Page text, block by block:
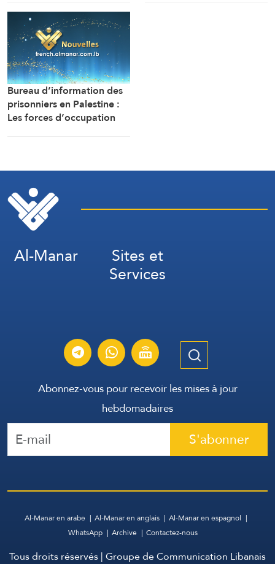
l’armée libanaise alors
qu’il travaillait à
l’ouverture de la route de
la localité d’Al-Mansouri
(Correspondant d’Al-
Manar)
Bureau d’information des
prisonniers en Palestine :
Les forces d’occupation
centres de détention et
d’interrogatoire après
avoir libéré la majorité des
détenus.
Al-Manar Sites et
Services
Abonnez-vous pour recevoir les mises à jour
hebdomadaires
S'abonner
Al-Manar en arabe Al-Manar en anglais
Al-Manar en espagnol
WhatsApp
Archive Contactez-nous
Tous droits réservés | Groupe de Communication Libanais